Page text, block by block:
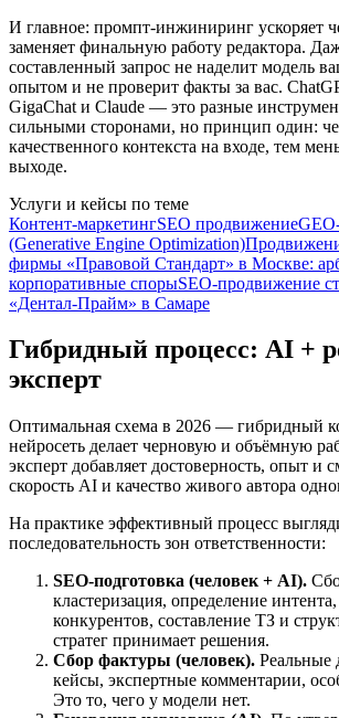
И главное: промпт-инжиниринг ускоряет
заменяет финальную работу редактора.
составленный запрос не наделит модель
опытом и не проверит факты за вас.
GigaChat и Claude — это разные
сильными сторонами, но принцип один:
качественного контекста на входе, тем
выходе.
Услуги и кейсы по теме
Контент-маркетингSEO продвижение
(Generative Engine Optimization)
фирмы «Правовой Стандарт» в Москве:
корпоративные спорыSEO-продвижение
«Дентал-Прайм» в Самаре
Гибридный процесс: AI +
эксперт
Оптимальная схема в 2026 — гибридный
нейросеть делает черновую и объёмную
эксперт добавляет достоверность, опыт и
скорость AI и качество живого автора
На практике эффективный процесс
последовательность зон ответственности:
SEO-подготовка (человек + AI).
кластеризация, определение
конкурентов, составление ТЗ и
стратег принимает решения.
Сбор фактуры (человек). Реальные
кейсы, экспертные комментарии,
Это то, чего у модели нет.